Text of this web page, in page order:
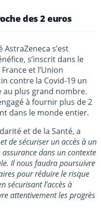
des 2 euros
s’est
s’inscrit dans le
et l’Union
contre la Covid-19 un
au plus grand nombre.
à fournir plus de 2
dans le monde entier.
et de la Santé, a
de sécuriser un accès à un
dans un contexte
Il nous faudra poursuivre
pour réduire le risque
sécurisant l’accès à
attentivement les progrès